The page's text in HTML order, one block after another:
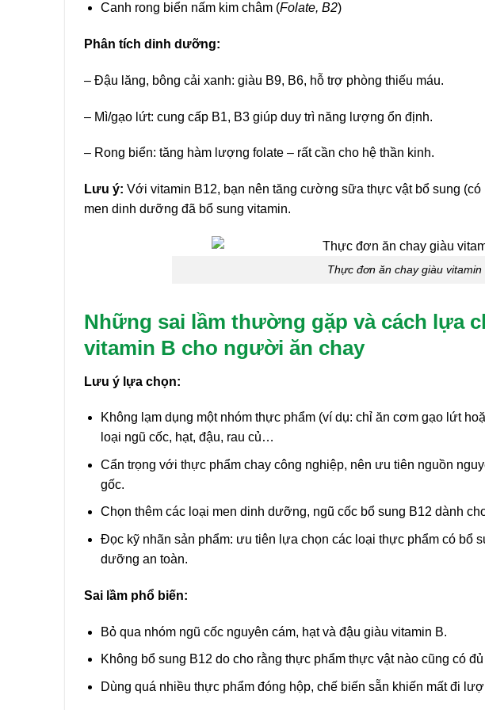
Canh rong biển nấm kim châm (Folate, B2)
Phân tích dinh dưỡng:
– Đậu lăng, bông cải xanh: giàu B9, B6, hỗ trợ phòng thiếu máu.
– Mì/gạo lứt: cung cấp B1, B3 giúp duy trì năng lượng ổn định.
– Rong biển: tăng hàm lượng folate – rất cần cho hệ thần kinh.
Lưu ý: Với vitamin B12, bạn nên tăng cường sữa thực vật bổ sung
men dinh dưỡng đã bổ sung vitamin.
Thực đơn ăn chay giàu vitamin
Những sai lầm thường gặp và cách lựa
vitamin B cho người ăn chay
Lưu ý lựa chọn:
Không lạm dụng một nhóm thực phẩm (ví dụ: chỉ ăn cơm gạo lứt
loại ngũ cốc, hạt, đậu, rau củ…
Cẩn trọng với thực phẩm chay công nghiệp, nên ưu tiên nguồn
gốc.
Chọn thêm các loại men dinh dưỡng, ngũ cốc bổ sung B12 dành
Đọc kỹ nhãn sản phẩm: ưu tiên lựa chọn các loại thực phẩm có bổ
dưỡng an toàn.
Sai lầm phổ biến:
Bỏ qua nhóm ngũ cốc nguyên cám, hạt và đậu giàu vitamin B.
Không bổ sung B12 do cho rằng thực phẩm thực vật nào cũng có
Dùng quá nhiều thực phẩm đóng hộp, chế biến sẵn khiến mất đi